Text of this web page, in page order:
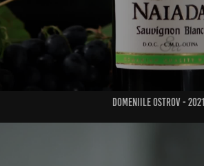
Domeniile Ostrov - 2021